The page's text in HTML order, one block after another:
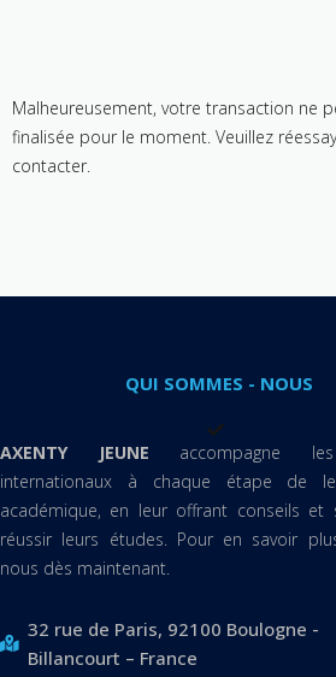
Malheureusement, votre transaction ne
finalisée pour le moment. Veuillez
contacter.
QUI SOMMES - NOUS
AXENTY JEUNE accompagne
internationaux à chaque étape de
académique, en leur offrant conseils et
réussir leurs études. Pour en savoir
nous dès maintenant.
32 rue de Paris, 92100 Boulogne -
Billancourt – France